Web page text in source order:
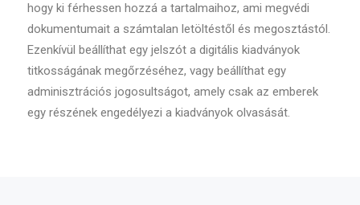
hogy ki férhessen hozzá a tartalmaihoz, ami megvédi
dokumentumait a számtalan letöltéstől és megosztástól.
Ezenkívül beállíthat egy jelszót a digitális kiadványok
titkosságának megőrzéséhez, vagy beállíthat egy
adminisztrációs jogosultságot, amely csak az emberek
egy részének engedélyezi a kiadványok olvasását.